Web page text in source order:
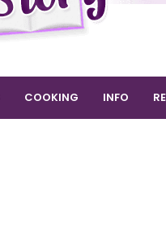
COOKING INFO